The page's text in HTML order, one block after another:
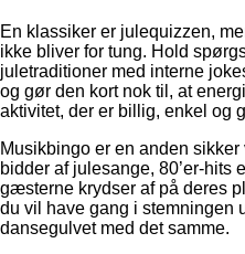
En klassiker er julequizzen,
ikke bliver for tung. Hold
juletraditioner med interne
og gør den kort nok til, at
aktivitet, der er billig, enkel og
Musikbingo er en anden
bidder af julesange, 80’er-hits
gæsterne krydser af på deres
du vil have gang i stemningen
dansegulvet med det samme.